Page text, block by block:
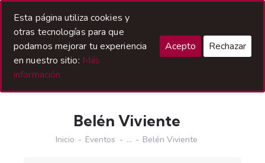
Belén Viviente
Inicio Eventos ... Belén Viviente
Esta página utiliza cookies y
otras tecnologías para que
podamos mejorar tu experiencia
en nuestro sitio: Más
información.
Acepto Rechazar